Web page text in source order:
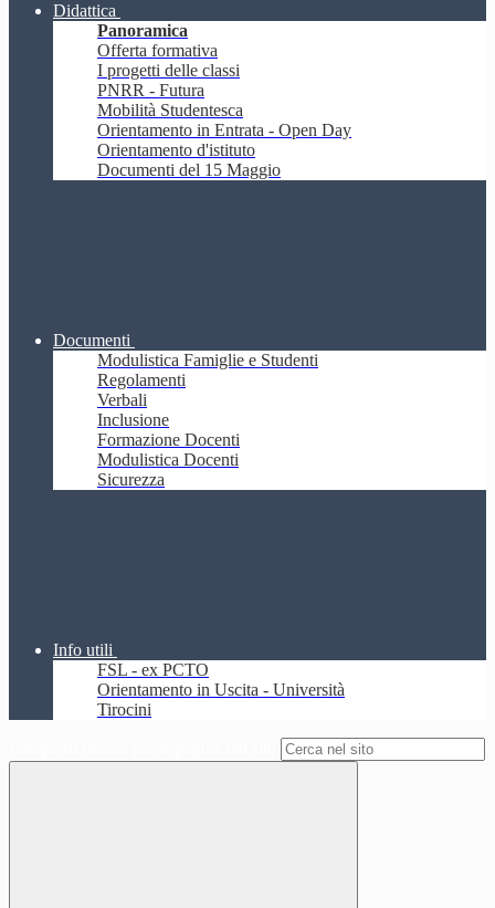
Didattica
Panoramica
Offerta formativa
I progetti delle classi
PNRR - Futura
Mobilità Studentesca
Orientamento in Entrata - Open Day
Orientamento d'istituto
Documenti del 15 Maggio
Documenti
Modulistica Famiglie e Studenti
Regolamenti
Verbali
Inclusione
Formazione Docenti
Modulistica Docenti
Sicurezza
Info utili
FSL - ex PCTO
Orientamento in Uscita - Università
Tirocini